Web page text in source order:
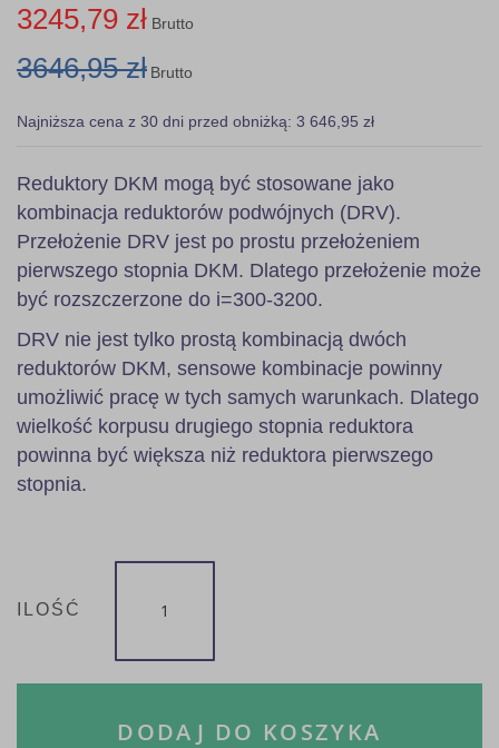
3245,79 zł Brutto
3646,95 zł Brutto
Najniższa cena z 30 dni przed obniżką: 3 646,95 zł
Reduktory DKM mogą być stosowane jako
kombinacja reduktorów podwójnych (DRV).
Przełożenie DRV jest po prostu przełożeniem
pierwszego stopnia DKM. Dlatego przełożenie może
być rozszczerzone do i=300-3200.
DRV nie jest tylko prostą kombinacją dwóch
reduktorów DKM, sensowe kombinacje powinny
umożliwić pracę w tych samych warunkach. Dlatego
wielkość korpusu drugiego stopnia reduktora
powinna być większa niż reduktora pierwszego
stopnia.
ILOŚĆ
DODAJ DO KOSZYKA